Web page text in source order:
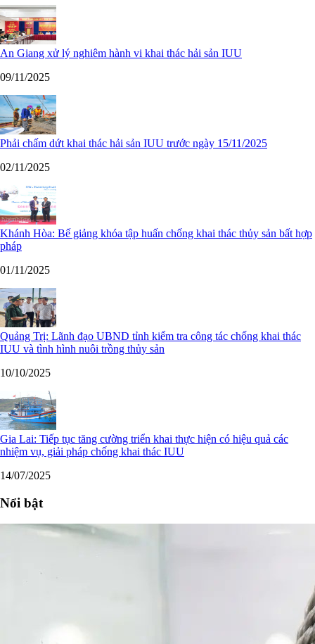
An Giang xử lý nghiêm hành vi khai thác hải sản IUU
09/11/2025
Phải chấm dứt khai thác hải sản IUU trước ngày 15/11/2025
02/11/2025
Khánh Hòa: Bế giảng khóa tập huấn chống khai thác thủy sản bất hợp
pháp
01/11/2025
Quảng Trị: Lãnh đạo UBND tỉnh kiểm tra công tác chống khai thác
IUU và tình hình nuôi trồng thủy sản
10/10/2025
Gia Lai: Tiếp tục tăng cường triển khai thực hiện có hiệu quả các
nhiệm vụ, giải pháp chống khai thác IUU
14/07/2025
Nổi bật